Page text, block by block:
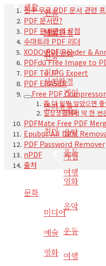
생활
태국
인물
사회환경
반려동물
취미
게임
영화
음악
운동
여행
인물
사회환경
반려동물
취미
게임
영화
음악
운동
여행
문화
미디어
예술
영화
필수 무료 PDF 문서 관련
PDF 문서란?
PDF 문서만의 장점
수마트라 PDF 리더
XODO PDF Reader &
PDFdu Free Image to
PDF To JPG Expert
PDF ERASER
Free PDF Compressor
좀 더 일찍 알았으면
일상생활에서 딱 한
PDFMate Free PDF
Epubor All DRM
PDF Password Remover
nPDF
출처